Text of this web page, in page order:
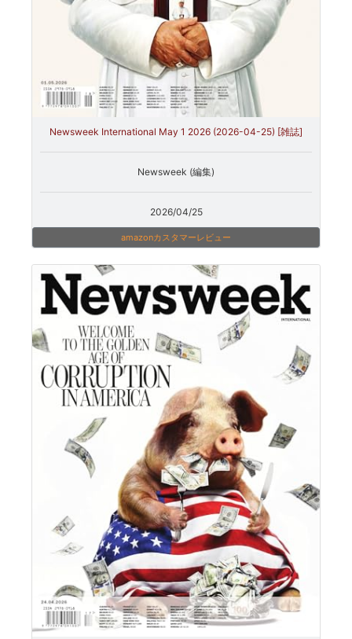
Newsweek International May 1 2026 (2026-04-25) [雑誌]
Newsweek (編集)
2026/04/25
amazonカスタマーレビュー